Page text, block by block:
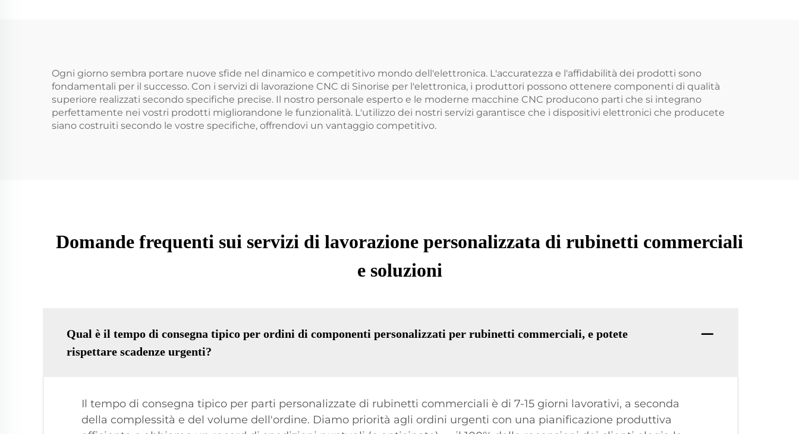
Ogni giorno sembra portare nuove sfide nel dinamico e competitivo mondo dell'elettronica. L'accuratezza e l'affidabilità dei prodotti sono
fondamentali per il successo. Con i servizi di lavorazione CNC di Sinorise per l'elettronica, i produttori possono ottenere componenti di qualità
superiore realizzati secondo specifiche precise. Il nostro personale esperto e le moderne macchine CNC producono parti che si integrano
perfettamente nei vostri prodotti migliorandone le funzionalità. L'utilizzo dei nostri servizi garantisce che i dispositivi elettronici che producete
siano costruiti secondo le vostre specifiche, offrendovi un vantaggio competitivo.
Domande frequenti sui servizi di lavorazione personalizzata di rubinetti commerciali
e soluzioni
Qual è il tempo di consegna tipico per ordini di componenti personalizzati per rubinetti commerciali, e potete
rispettare scadenze urgenti?
Il tempo di consegna tipico per parti personalizzate di rubinetti commerciali è di 7-15 giorni lavorativi, a seconda
della complessità e del volume dell'ordine. Diamo priorità agli ordini urgenti con una pianificazione produttiva